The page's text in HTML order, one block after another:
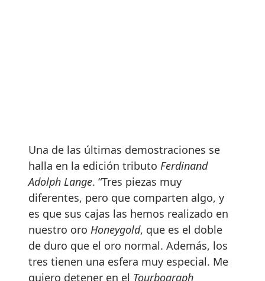
Una de las últimas demostraciones se
halla en la edición tributo Ferdinand
Adolph Lange. “Tres piezas muy
diferentes, pero que comparten algo, y
es que sus cajas las hemos realizado en
nuestro oro Honeygold, que es el doble
de duro que el oro normal. Además, los
tres tienen una esfera muy especial. Me
quiero detener en el Tourbograph